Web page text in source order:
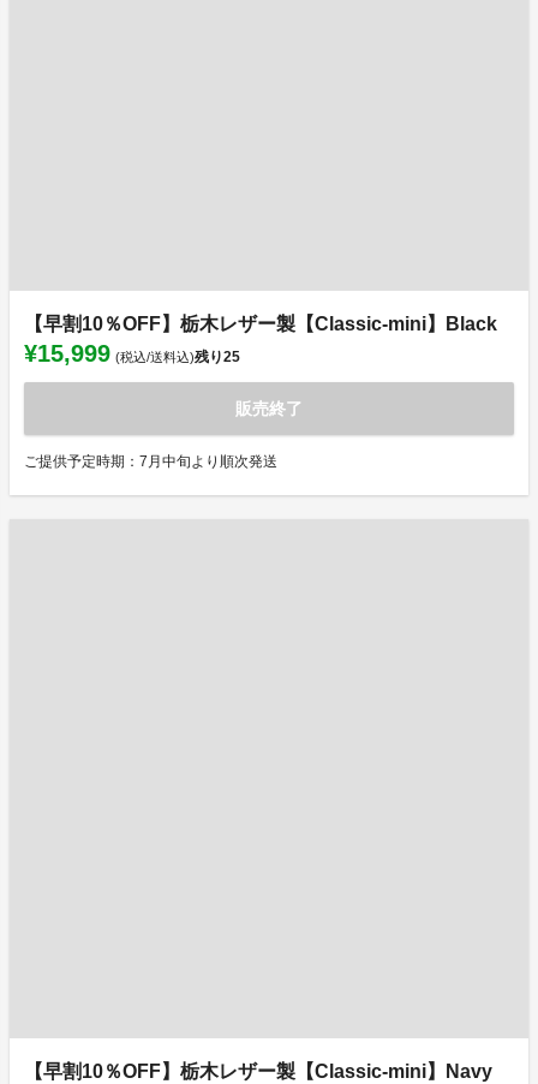
【早割10％OFF】栃木レザー製【Classic-mini】Black
¥15,999 (税込/送料込)残り25
販売終了
ご提供予定時期：7月中旬より順次発送
【早割10％OFF】栃木レザー製【Classic-mini】Navy